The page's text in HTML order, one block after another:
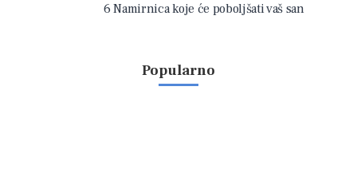
6 Namirnica koje će poboljšati vaš san
Popularno